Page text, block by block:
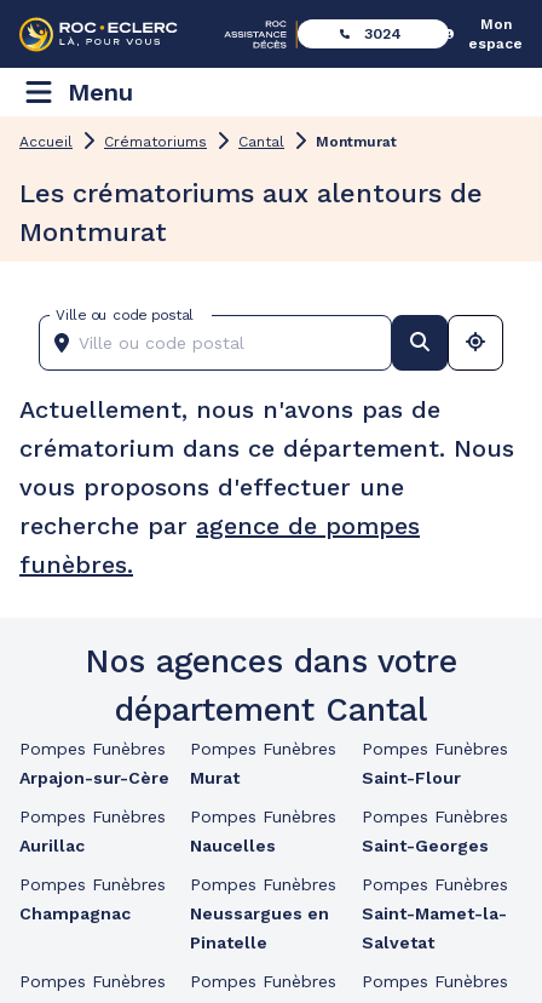
3024
Mon
espace
Menu
Accueil Crématoriums Cantal Montmurat
Les crématoriums aux alentours de
Montmurat
Ville ou code postal
Actuellement, nous n'avons pas de
crématorium dans ce département. Nous
vous proposons d'effectuer une
recherche par agence de pompes
funèbres.
Nos agences dans votre
département Cantal
Pompes Funèbres
Arpajon-sur-Cère
Pompes Funèbres
Aurillac
Pompes Funèbres
Champagnac
Pompes Funèbres
Pompes Funèbres
Murat
Pompes Funèbres
Naucelles
Pompes Funèbres
Neussargues en
Pinatelle
Pompes Funèbres
Pompes Funèbres
Saint-Flour
Pompes Funèbres
Saint-Georges
Pompes Funèbres
Saint-Mamet-la-
Salvetat
Pompes Funèbres